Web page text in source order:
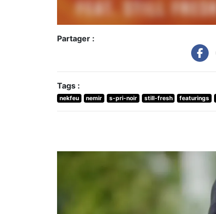
Partager :
Tags :
nekfeu nemir s-pri-noir still-fresh featurings